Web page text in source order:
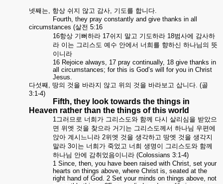
넷째는 항상 쉬지 않고 감사 기도를 합니다
Fourth, they pray constantly and give thanks in all
circumstances (살전 5:16
16항상 기뻐하라 17쉬지 말고 기도하라 18범사에 감사하
라 이는 그리스도 예수 안에서 너희를 향하신 하나님의 뜻
이니라
16 Rejoice always, 17 pray continually, 18 give thanks in
all circumstances; for this is God’s will for you in Christ
Jesus.
다섯째
땅의 것을 바라지 않고 위의 것을 바라보고 삽니다 . (골
3:1-4)
Fifth, they look towards the things in
Heaven rather than the things of this world
1 그러므로 너희가 그리스도와 함께 다시 살리심을 받았으
면 위엣 것을 찾으라 거기는 그리스도께서 하나님 우편에
앉아 계시느니라 2위엣 것을 생각하고 땅엣 것을 생각지
말라 3이는 너희가 죽었고 너희 생명이 그리스도와 함께
하나님 안에 감취었음이니라 (Colossians 3:1-4)
1 Since, then, you have been raised with Christ, set your
hearts on things above, where Christ is, seated at the
right hand of God. 2 Set your minds on things above, not